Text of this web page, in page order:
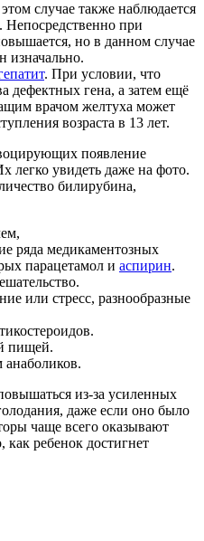
случае также наблюдается
Непосредственно при
но в данном случае
изначально.
. При условии, что
дефектных гена, а затем ещё
врачом желтуха может
возраста в 13 лет.
появление
легко увидеть даже на фото.
билирубина,
ряда медикаментозных
парацетамол и аспирин.
или стресс, разнообразные
пищей.
из-за усиленных
даже если оно было
чаще всего оказывают
как ребенок достигнет